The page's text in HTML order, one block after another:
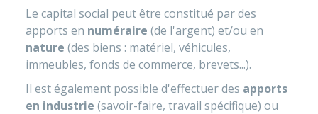
Le capital social peut être constitué par des
apports en numéraire (de l'argent) et/ou en
nature (des biens : matériel, véhicules,
immeubles, fonds de commerce, brevets...).
Il est également possible d'effectuer des apports
en industrie (savoir-faire, travail spécifique) ou